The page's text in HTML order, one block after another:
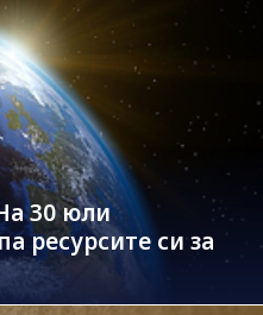
30 юли
ресурсите си за